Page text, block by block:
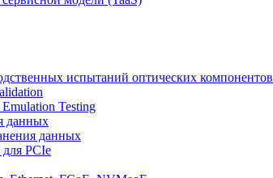
испытаний оптических компонентов
Testing
данных
данных
для PCIe